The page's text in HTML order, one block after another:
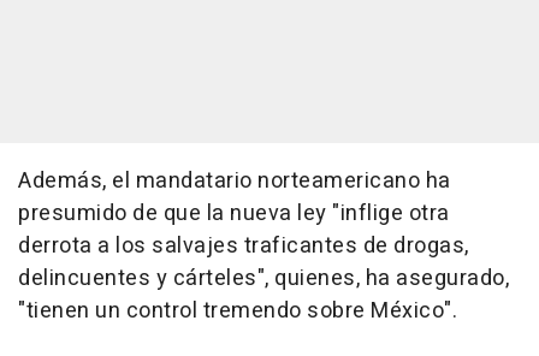
Además, el mandatario norteamericano ha
presumido de que la nueva ley "inflige otra
derrota a los salvajes traficantes de drogas,
delincuentes y cárteles", quienes, ha asegurado,
"tienen un control tremendo sobre México".